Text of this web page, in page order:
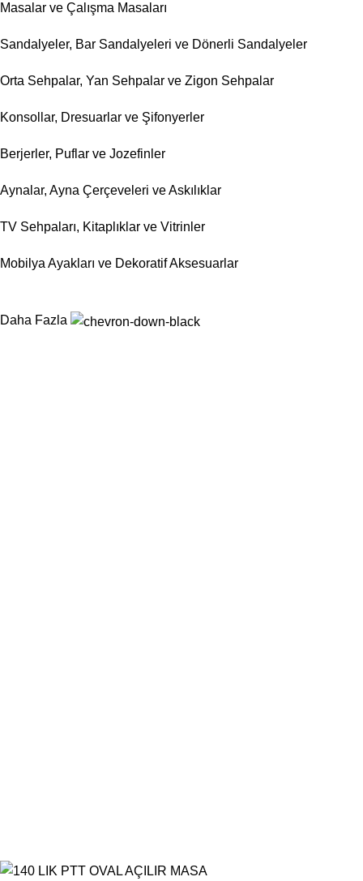
Masalar ve Çalışma Masaları
Sandalyeler, Bar Sandalyeleri ve Dönerli Sandalyeler
Orta Sehpalar, Yan Sehpalar ve Zigon Sehpalar
Konsollar, Dresuarlar ve Şifonyerler
Berjerler, Puflar ve Jozefinler
Aynalar, Ayna Çerçeveleri ve Askılıklar
TV Sehpaları, Kitaplıklar ve Vitrinler
Mobilya Ayakları ve Dekoratif Aksesuarlar
Daha Fazla